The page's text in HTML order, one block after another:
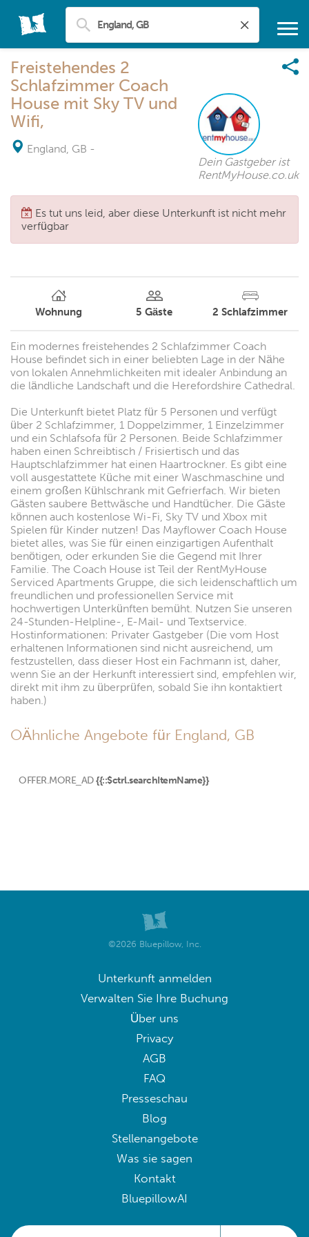
Freistehendes 2
Schlafzimmer Coach
House mit Sky TV und
Wifi,
England, GB -
Dein Gastgeber ist
RentMyHouse.co.uk
Es tut uns leid, aber diese Unterkunft ist nicht mehr
verfügbar
Wohnung 5 Gäste 2 Schlafzimmer
Ein modernes freistehendes 2 Schlafzimmer Coach
House befindet sich in einer beliebten Lage in der Nähe
von lokalen Annehmlichkeiten mit idealer Anbindung an
die ländliche Landschaft und die Herefordshire Cathedral.
Die Unterkunft bietet Platz für 5 Personen und verfügt
über 2 Schlafzimmer, 1 Doppelzimmer, 1 Einzelzimmer
und ein Schlafsofa für 2 Personen. Beide Schlafzimmer
haben einen Schreibtisch / Frisiertisch und das
Hauptschlafzimmer hat einen Haartrockner. Es gibt eine
voll ausgestattete Küche mit einer Waschmaschine und
einem großen Kühlschrank mit Gefrierfach. Wir bieten
Gästen saubere Bettwäsche und Handtücher. Die Gäste
können auch kostenlose Wi-Fi, Sky TV und Xbox mit
Spielen für Kinder nutzen! Das Mayflower Coach House
bietet alles, was Sie für einen einzigartigen Aufenthalt
benötigen, oder erkunden Sie die Gegend mit Ihrer
Familie. The Coach House ist Teil der RentMyHouse
Serviced Apartments Gruppe, die sich leidenschaftlich um
freundlichen und professionellen Service mit
hochwertigen Unterkünften bemüht. Nutzen Sie unseren
24-Stunden-Helpline-, E-Mail- und Textservice.
Hostinformationen: Privater Gastgeber (Die vom Host
erhaltenen Informationen sind nicht ausreichend, um
festzustellen, dass dieser Host ein Fachmann ist, daher,
wenn Sie an der Herkunft interessiert sind, empfehlen wir,
direkt mit ihm zu überprüfen, sobald Sie ihn kontaktiert
haben.)
OÄhnliche Angebote für England, GB
OFFER.MORE_AD {{::$ctrl.searchItemName}}
©2026 Bluepillow, Inc.
Unterkunft anmelden
Verwalten Sie Ihre Buchung
Über uns
Privacy
AGB
FAQ
Presseschau
Blog
Stellenangebote
Was sie sagen
Kontakt
BluepillowAI